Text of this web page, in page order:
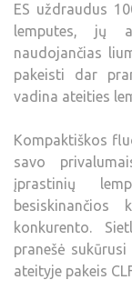
ES uždraudus
lemputes, jų
naudojančias
pakeisti dar
vadina ateities
Kompaktiškos
savo
įprastinių
konkurento.
pranešė
ateityje pakeis